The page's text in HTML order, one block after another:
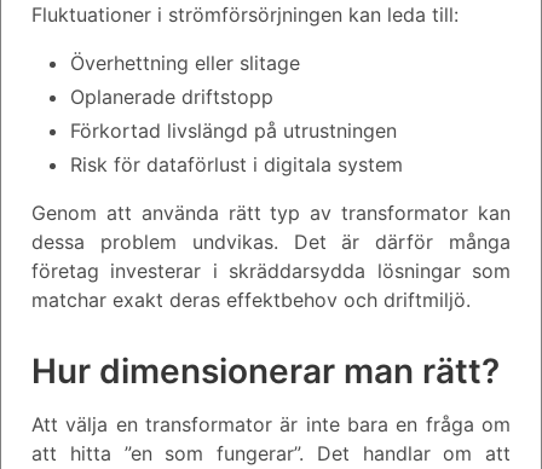
Fluktuationer i strömförsörjningen kan leda till:
Överhettning eller slitage
Oplanerade driftstopp
Förkortad livslängd på utrustningen
Risk för dataförlust i digitala system
Genom att använda rätt typ av transformator kan
dessa problem undvikas. Det är därför många
företag investerar i skräddarsydda lösningar som
matchar exakt deras effektbehov och driftmiljö.
Hur dimensionerar man rätt?
Att välja en transformator är inte bara en fråga om
att hitta ”en som fungerar”. Det handlar om att